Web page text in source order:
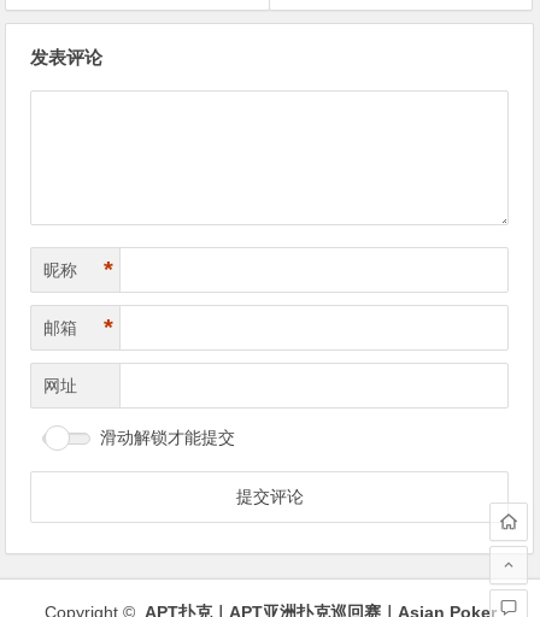
发表评论
昵称 *
邮箱 *
网址
滑动解锁才能提交
Copyright © APT扑克｜APT亚洲扑克巡回赛｜Asian Poker